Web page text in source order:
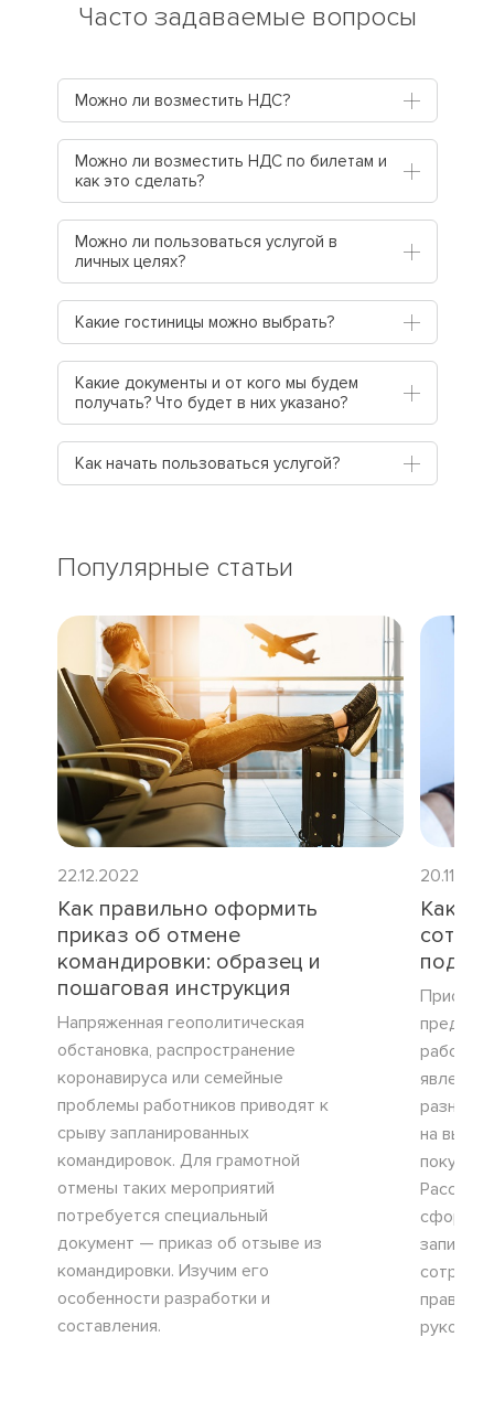
Часто задаваемые вопросы
Можно ли возместить НДС?
Можно ли возместить НДС по билетам и
как это сделать?
Можно ли пользоваться услугой в
личных целях?
Какие гостиницы можно выбрать?
Какие документы и от кого мы будем
получать? Что будет в них указано?
Как начать пользоваться услугой?
Популярные статьи
22.12.2022
Как правильно оформить
приказ об отмене
командировки: образец и
пошаговая инструкция
Напряженная геополитическая
обстановка, распространение
коронавируса или семейные
проблемы работников приводят к
срыву запланированных
командировок. Для грамотной
отмены таких мероприятий
потребуется специальный
документ — приказ об отзыве из
командировки. Изучим его
особенности разработки и
составления.
Как
на
покупки
записку